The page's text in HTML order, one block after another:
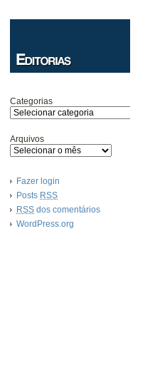
Categorias
Arquivos
Fazer login
Posts RSS
RSS dos comentários
WordPress.org